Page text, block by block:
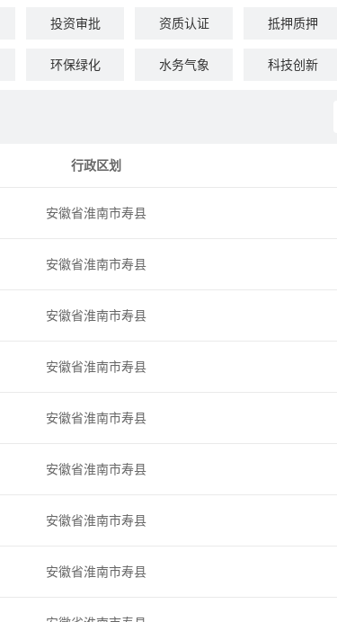
投资审批 资质认证 抵押质押
环保绿化 水务气象 科技创新
行政区划
安徽省淮南市寿县
安徽省淮南市寿县
安徽省淮南市寿县
安徽省淮南市寿县
安徽省淮南市寿县
安徽省淮南市寿县
安徽省淮南市寿县
安徽省淮南市寿县